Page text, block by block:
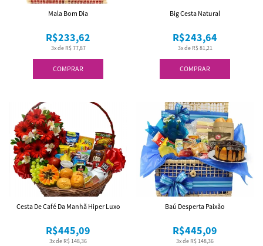
COMPRAR
3x de R$ 77,87
R$233,62
Mala Bom Dia
COMPRAR
3x de R$ 81,21
R$243,64
Big Cesta Natural
3x de R$ 148,36
R$445,09
Cesta De Café Da Manhã Hiper Luxo
3x de R$ 148,36
R$445,09
Baú Desperta Paixão